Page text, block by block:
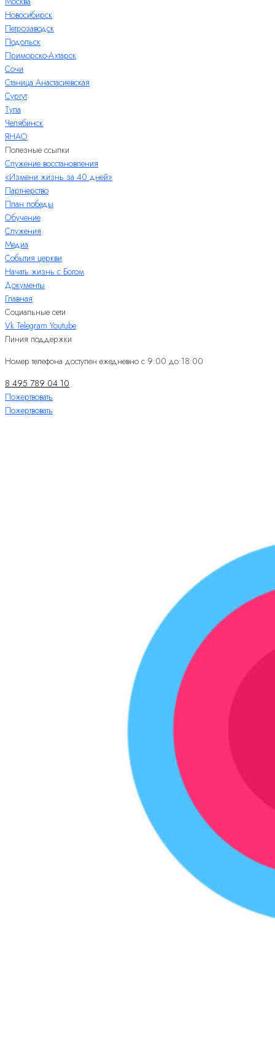
Новосибирск
Петрозаводск
Подольск
Приморско-Ахтарск
Сочи
Станица Анастасиевская
Сургут
Тула
Челябинск
ЯНАО
Полезные ссылки
Служение восстановления
«Измени жизнь за 40 дней»
Партнерство
План победы
Обучение
Служения
Медиа
События церкви
Начать жизнь с Богом
Документы
Главная
Социальные сети
Vk Telegram Youtube
Линия поддержки
Номер телефона доступен ежедневно с 9:00 до 18:00
8 495 789 04 10
Пожертвовать
Пожертвовать